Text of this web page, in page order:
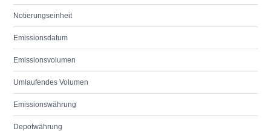
Notierungseinheit
Emissionsdatum
Emissionsvolumen
Umlaufendes Volumen
Emissionswährung
Depotwährung